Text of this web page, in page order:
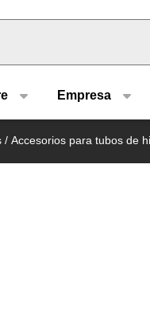
Empresa
/ Accesorios para tubos de